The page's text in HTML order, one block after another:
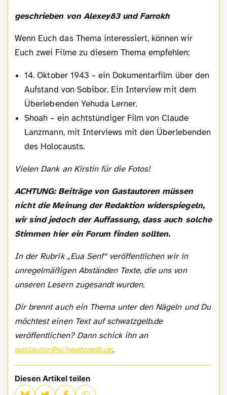
geschrieben von Alexey83 und Farrokh
Wenn Euch das Thema interessiert, können wir
Euch zwei Filme zu diesem Thema empfehlen:
14. Oktober 1943 – ein Dokumentarfilm über den
Aufstand von Sobibor. Ein Interview mit dem
Überlebenden Yehuda Lerner.
Shoah – ein achtstündiger Film von Claude
Lanzmann, mit Interviews mit den Überlebenden
des Holocausts.
Vielen Dank an Kirstin für die Fotos!
ACHTUNG: Beiträge von Gastautoren müssen
nicht die Meinung der Redaktion widerspiegeln,
wir sind jedoch der Auffassung, dass auch solche
Stimmen hier ein Forum finden sollten.
In der Rubrik „Eua Senf“ veröffentlichen wir in
unregelmäßigen Abständen Texte, die uns von
unseren Lesern zugesandt wurden.
Dir brennt auch ein Thema unter den Nägeln und Du
möchtest einen Text auf schwatzgelb.de
veröffentlichen? Dann schick ihn an
gastautor@schwatzgelb.de.
Diesen Artikel teilen